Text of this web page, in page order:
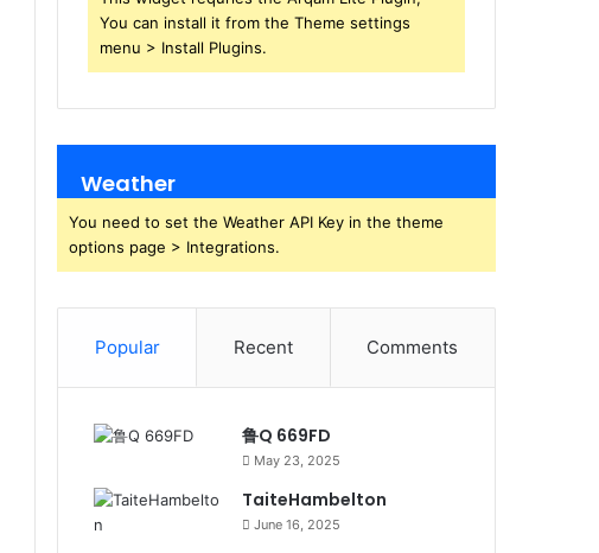
You can install it from the Theme settings
menu > Install Plugins.
Weather
You need to set the Weather API Key in the theme
options page > Integrations.
Popular Recent Comments
鲁Q 669FD
May 23, 2025
TaiteHambelton
June 16, 2025